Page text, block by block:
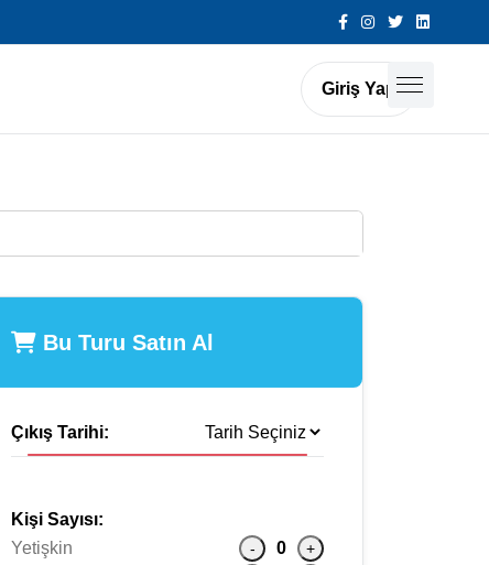
Giriş Yap
Bu Turu Satın Al
Çıkış Tarihi:
Kişi Sayısı:
Yetişkin
- 0 +